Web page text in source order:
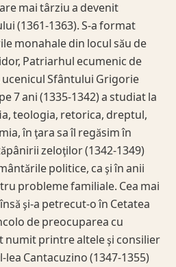
mai târziu a devenit
(1361-1363). S-a format
monahale din locul său de
Patriarhul ecumenic de
ucenicul Sfântului Grigorie
7 ani (1335-1342) a studiat la
teologia, retorica, dreptul,
în ţara sa îl regăsim în
zeloţilor (1342-1349)
politice, ca şi în anii
probleme familiale. Cea mai
şi-a petrecut-o în Cetatea
de preocuparea cu
numit printre altele şi consilier
Cantacuzino (1347-1355)